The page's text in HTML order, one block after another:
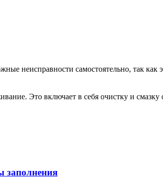
неисправности самостоятельно, так как
Это включает в себя очистку и
заполнения